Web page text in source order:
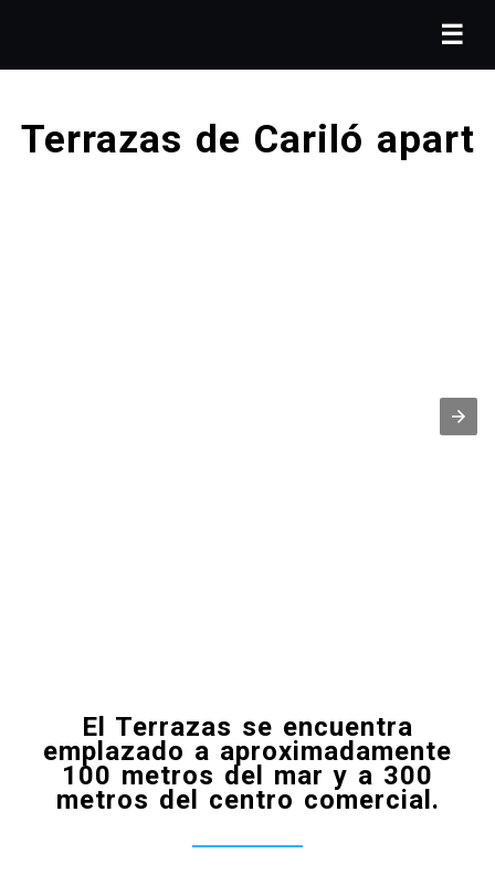
☰
Terrazas de Cariló apart
El Terrazas se encuentra
emplazado a aproximadamente
100 metros del mar y a 300
metros del centro comercial.